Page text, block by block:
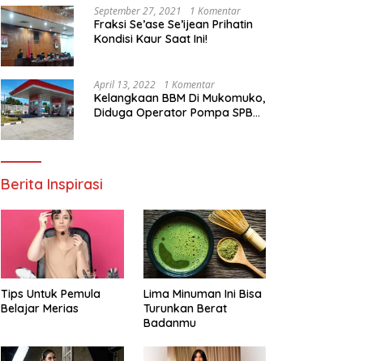
Segera Bertindak
September 27, 2021 1 Komentar
Fraksi Se’ase Se’ijean Prihatin
Kondisi Kaur Saat Ini!
April 13, 2022 1 Komentar
Kelangkaan BBM Di Mukomuko,
Diduga Operator Pompa SPBU
Berita Inspirasi
Tips Untuk Pemula
Belajar Merias
Lima Minuman Ini Bisa
Turunkan Berat
Badanmu